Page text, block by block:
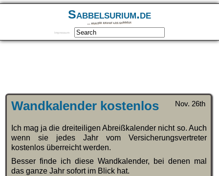
Sabbelsurium.de
… munter drauf los sabbeln
Impressum
Nov. 26th
Wandkalender kostenlos
Ich mag ja die dreiteiligen Abreißkalender nicht so. Auch
wenn sie jedes Jahr vom Versicherungsvertreter
kostenlos überreicht werden.
Besser finde ich diese Wandkalender, bei denen mal
das ganze Jahr sofort im Blick hat.